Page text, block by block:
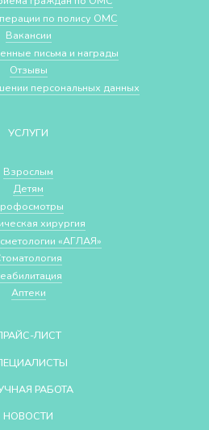
по полису ОМС
Вакансии
письма и награды
Отзывы
персональных данных
УСЛУГИ
Взрослым
Детям
хирургия
«АГЛАЯ»
Аптеки
ЛИСТ
РАБОТА
НОВОСТИ